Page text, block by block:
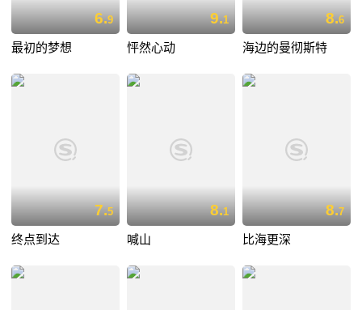
6.9
最初的梦想
9.1
怦然心动
8.6
海边的曼彻斯特
7.5
终点到达
8.1
喊山
8.7
比海更深